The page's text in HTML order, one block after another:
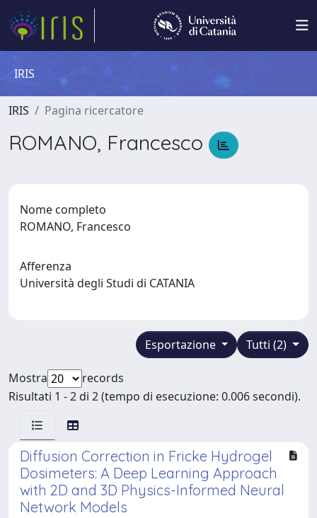
IRIS
IRIS Pagina ricercatore
ROMANO, Francesco
Nome completo
ROMANO, Francesco
Afferenza
Università degli Studi di CATANIA
Tutti (2)
Esportazione
Mostra
records
Risultati 1 - 2 di 2 (tempo di esecuzione: 0.006 secondi).
Diffusion Correction in Fricke Hydrogel
Dosimeters: A Deep Learning Approach
with 2D and 3D Physics-Informed Neural
Network Models